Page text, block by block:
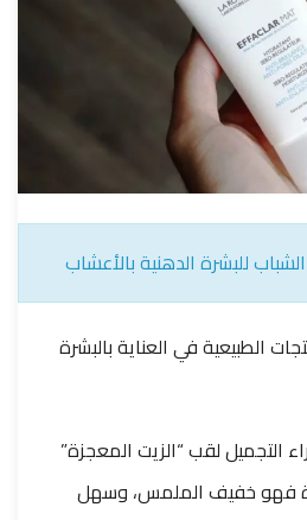
للبشرة الدهنية بالأعشاب
الطبيعية في العناية بالبشرة
التجميل لقب “الزيت المعجزة”
فهو خفيف الملمس، وسهل